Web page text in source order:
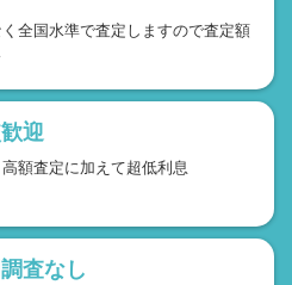
全国水準で査定しますので査定額
迎
額査定に加えて超低利息
査なし